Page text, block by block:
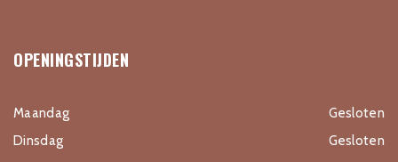
OPENINGSTIJDEN
Maandag
Gesloten
Dinsdag
Gesloten